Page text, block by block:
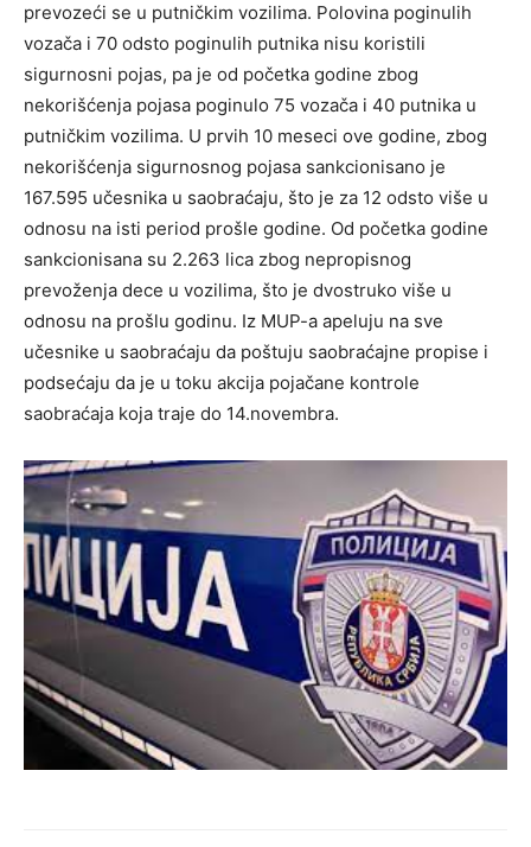
prevozeći se u putničkim vozilima. Polovina poginulih
vozača i 70 odsto poginulih putnika nisu koristili
sigurnosni pojas, pa je od početka godine zbog
nekorišćenja pojasa poginulo 75 vozača i 40 putnika u
putničkim vozilima. U prvih 10 meseci ove godine, zbog
nekorišćenja sigurnosnog pojasa sankcionisano je
167.595 učesnika u saobraćaju, što je za 12 odsto više u
odnosu na isti period prošle godine. Od početka godine
sankcionisana su 2.263 lica zbog nepropisnog
prevoženja dece u vozilima, što je dvostruko više u
odnosu na prošlu godinu. Iz MUP-a apeluju na sve
učesnike u saobraćaju da poštuju saobraćajne propise i
podsećaju da je u toku akcija pojačane kontrole
saobraćaja koja traje do 14.novembra.